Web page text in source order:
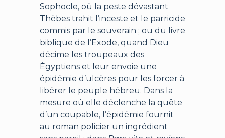
Sophocle, où la peste dévastant
Thèbes trahit l’inceste et le parricide
commis par le souverain ; ou du livre
biblique de l’Exode, quand Dieu
décime les troupeaux des
Égyptiens et leur envoie une
épidémie d’ulcères pour les forcer à
libérer le peuple hébreu. Dans la
mesure où elle déclenche la quête
d’un coupable, l’épidémie fournit
au roman policier un ingrédient